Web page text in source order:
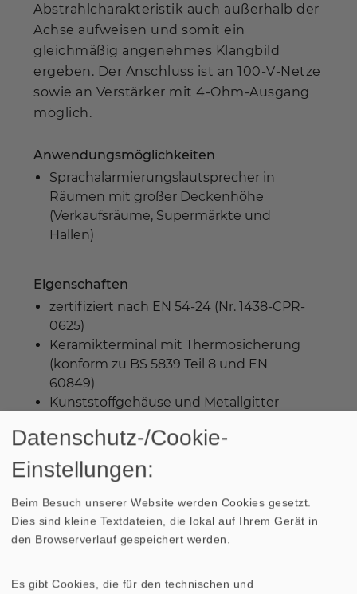
Abstrahlcharakteristik auch außerhalb der
Achse aufweisen und somit ein
gleichmäßig angenehmes Klangbild
ergeben. Der Anschluss ist an 100-V-Netze
sowie an Verstärker mit 4-Ohm-Ausgang
möglich.
Anwendungsmöglichkeiten
Sprachalarmierungslautsprecher in
Räumen mit großer Deckenhöhe
(Verkaufsräume, Supermärkte und
Hallen)
Eigenschaften
zertifiziert nach EN 54-24 (Nr. 1438-CPR-
0625)
Keramikterminal mit Thermosicherung
(konform zu BS 5839 Teil 8 und EN
60849)
Kunststoffgehäuse und Metallgitter
WEEE-Reg.-Nr.: DE 79837685
484,48 €*
Datenschutz-/Cookie-
Einstellungen:
Beim Besuch unserer Website werden Cookies gesetzt.
Dies sind kleine Textdateien, die lokal auf Ihrem Gerät in
den Browserverlauf gespeichert werden.
Es gibt Cookies, die für den technischen und